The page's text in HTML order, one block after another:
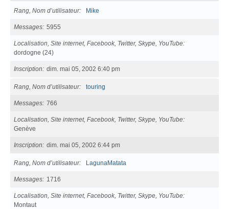
Rang, Nom d’utilisateur Mike
Messages 5955
Localisation, Site internet, Facebook, Twitter, Skype, YouTube
dordogne (24)
Inscription dim. mai 05, 2002 6:40 pm
Rang, Nom d’utilisateur touring
Messages 766
Localisation, Site internet, Facebook, Twitter, Skype, YouTube
Genève
Inscription dim. mai 05, 2002 6:44 pm
Rang, Nom d’utilisateur LagunaMatata
Messages 1716
Localisation, Site internet, Facebook, Twitter, Skype, YouTube
Montaut